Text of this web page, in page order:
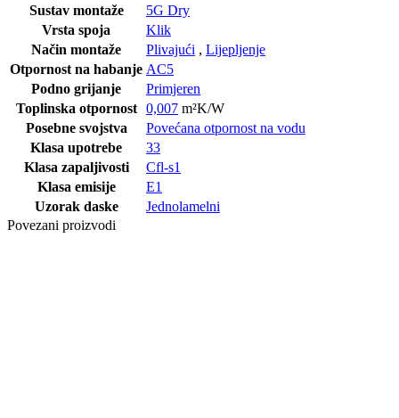
Sustav montaže
5G Dry
Vrsta spoja
Klik
Način montaže
Plivajući , Lijepljenje
Otpornost na habanje AC5
Podno grijanje
Primjeren
Toplinska otpornost
0,007 m²K/W
Posebne svojstva
Povećana otpornost na vodu
Klasa upotrebe
33
Klasa zapaljivosti
Cfl-s1
Klasa emisije
E1
Uzorak daske
Jednolamelni
Povezani proizvodi